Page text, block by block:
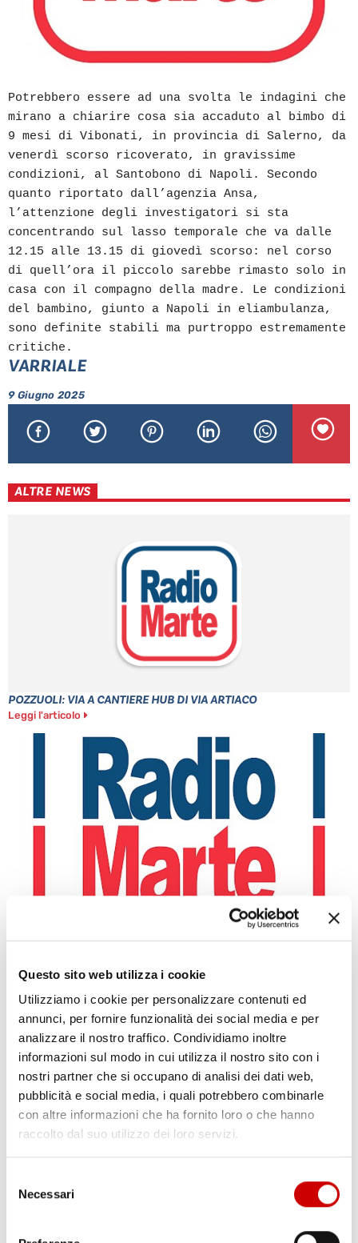
Questo sito web utilizza i cookie
Utilizziamo i cookie per personalizzare contenuti ed
annunci, per fornire funzionalità dei social media e per
analizzare il nostro traffico. Condividiamo inoltre
informazioni sul modo in cui utilizza il nostro sito con i
nostri partner che si occupano di analisi dei dati web,
pubblicità e social media, i quali potrebbero combinarle
con altre informazioni che ha fornito loro o che hanno
raccolto dal suo utilizzo dei loro servizi.
delNecessari
Potrebbero essere ad una svolta le indagini che
mirano a chiarire cosa sia accaduto al bimbo di
9 mesi di Vibonati, in provincia di Salerno, da
venerdì scorso ricoverato, in gravissime
condizioni, al Santobono di Napoli. Secondo
quanto riportato dall’agenzia Ansa,
l’attenzione degli investigatori si sta
concentrando sul lasso temporale che va dalle
12.15 alle 13.15 di giovedì scorso: nel corso
di quell’ora il piccolo sarebbe rimasto solo in
casa con il compagno della madre. Le condizioni
del bambino, giunto a Napoli in eliambulanza,
sono definite stabili ma purtroppo estremamente
critiche.
VARRIALE
9 Giugno 2025
ALTRE NEWS
POZZUOLI: VIA A CANTIERE HUB DI VIA ARTIACO
Leggi l'articolo
MINISTRO PIANTEDOSI A POZZUOLI